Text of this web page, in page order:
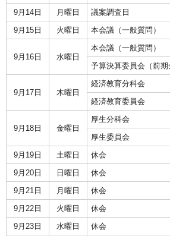
9月14日
月曜日
議案調査日
9月15日
火曜日 本会議（一般質問）
9月16日 水曜日
本会議（一般質問）
予算決算委員会（前期
9月17日 木曜日
経済教育分科会
経済教育委員会
9月18日 金曜日
厚生分科会
厚生委員会
9月19日
土曜日
休会
9月20日
日曜日
休会
9月21日
月曜日
休会
9月22日
火曜日
休会
9月23日
水曜日 休会